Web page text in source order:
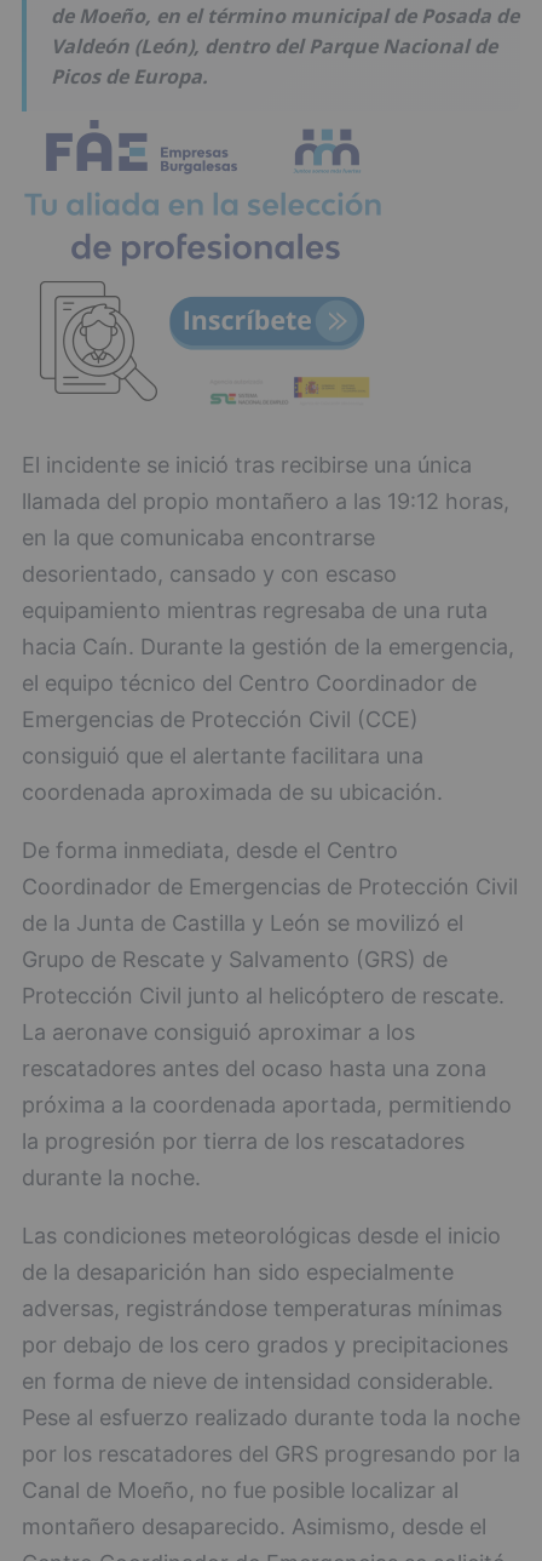
de Moeño, en el término municipal de Posada de
Valdeón (León), dentro del Parque Nacional de
Picos de Europa.
El incidente se inició tras recibirse una única
llamada del propio montañero a las 19:12 horas,
en la que comunicaba encontrarse
desorientado, cansado y con escaso
equipamiento mientras regresaba de una ruta
hacia Caín. Durante la gestión de la emergencia,
el equipo técnico del Centro Coordinador de
Emergencias de Protección Civil (CCE)
consiguió que el alertante facilitara una
coordenada aproximada de su ubicación.
De forma inmediata, desde el Centro
Coordinador de Emergencias de Protección Civil
de la Junta de Castilla y León se movilizó el
Grupo de Rescate y Salvamento (GRS) de
Protección Civil junto al helicóptero de rescate.
La aeronave consiguió aproximar a los
rescatadores antes del ocaso hasta una zona
próxima a la coordenada aportada, permitiendo
la progresión por tierra de los rescatadores
durante la noche.
Las condiciones meteorológicas desde el inicio
de la desaparición han sido especialmente
adversas, registrándose temperaturas mínimas
por debajo de los cero grados y precipitaciones
en forma de nieve de intensidad considerable.
Pese al esfuerzo realizado durante toda la noche
por los rescatadores del GRS progresando por la
Canal de Moeño, no fue posible localizar al
montañero desaparecido. Asimismo, desde el